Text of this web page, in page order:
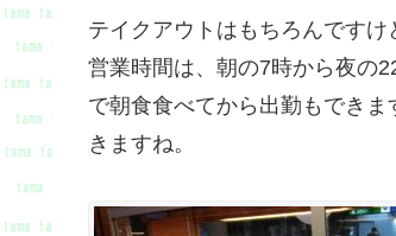
テイクアウトはもちろんですけ
営業時間は、朝の7時から夜の
で朝食食べてから出勤もでき
きますね。